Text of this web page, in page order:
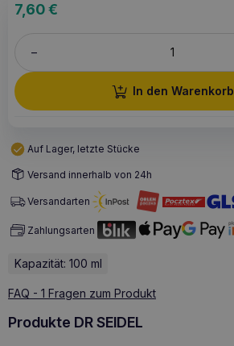
7,60€
–
In den Warenkorb
Auf Lager, letzte Stücke
Versand innerhalb von 24h
Versandarten
Zahlungsarten
Kapazität: 100 ml
FAQ - 1 Fragen zum Produkt
Produkte DR SEIDEL